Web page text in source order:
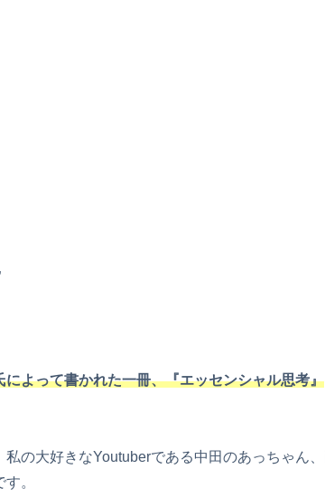
によって書かれた一冊、『エッセンシャル思考』
の大好きなYoutuberである中田のあっちゃん
。